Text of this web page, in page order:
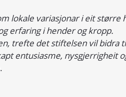
lokale variasjonar i eit større
erfaring i hender og kropp.
trefte det stiftelsen vil bidra
entusiasme, nysgjerrigheit